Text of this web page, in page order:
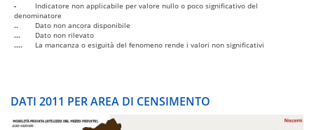
-
Indicatore non applicabile per valore nullo o poco significativo del
denominatore
..
Dato non ancora disponibile
...
Dato non rilevato
....
La mancanza o esiguità del fenomeno rende i valori non significativi
DATI 2011 PER AREA DI CENSIMENTO